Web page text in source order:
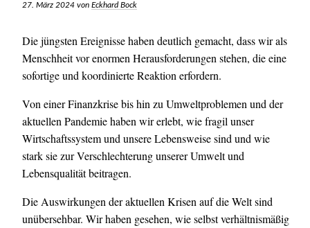
27. März 2024 von Eckhard Bock
Die jüngsten Ereignisse haben deutlich gemacht, dass wir als
Menschheit vor enormen Herausforderungen stehen, die eine
sofortige und koordinierte Reaktion erfordern.
Von einer Finanzkrise bis hin zu Umweltproblemen und der
aktuellen Pandemie haben wir erlebt, wie fragil unser
Wirtschaftssystem und unsere Lebensweise sind und wie
stark sie zur Verschlechterung unserer Umwelt und
Lebensqualitätbeitragen.
Die Auswirkungen der aktuellen Krisen auf die Welt sind
unübersehbar. Wir haben gesehen, wie selbst verhältnismäßig